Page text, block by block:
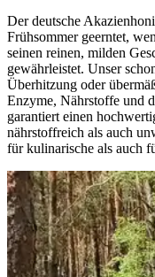
Der deutsche
Frühsommer geerntet,
seinen reinen, milden
gewährleistet. Unser
Überhitzung oder
Enzyme, Nährstoffe und
garantiert einen
nährstoffreich als auch
für kulinarische als auch